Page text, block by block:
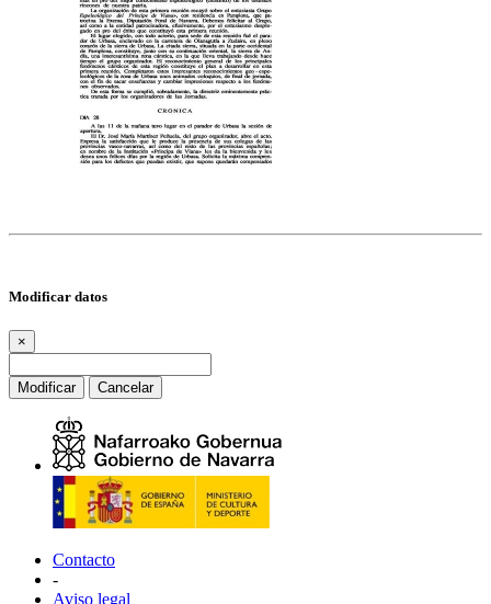
Modificar datos
×
Modificar Cancelar
Contacto
-
Aviso legal